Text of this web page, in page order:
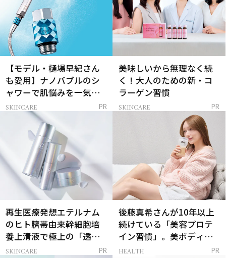
【モデル・樋場早紀さん
も愛用】ナノバブルのシ
ャワーで肌悩みを一気に
解決
SKINCARE PR
美味しいから無理なく続
く！大人のための新・コ
ラーゲン習慣
SKINCARE PR
再生医療発想エテルナム
のヒト臍帯由来幹細胞培
養上清液で極上の「透明
感ハリ肌」へ
SKINCARE PR
後藤真希さんが10年以上
続けている「美容プロテ
イン習慣」。美ボディを
支える朝ルーティンと
HEALTH PR